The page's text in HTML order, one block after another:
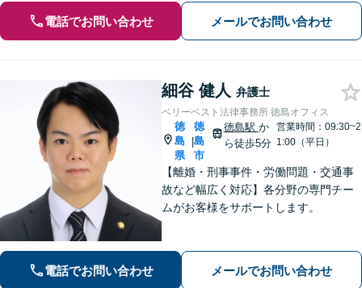
電話でお問い合わせ メールでお問い合わせ
細谷 健人 弁護士
ベリーベスト法律事務所 徳島オフィス
徳
島
県
|
徳
島
市
徳島駅 か
ら徒歩5分
営業時間：09:30~2
1:00（平日）
【離婚・刑事事件・労働問題・交通事
故など幅広く対応】各分野の専門チー
ムがお客様をサポートします。
電話でお問い合わせ メールでお問い合わせ